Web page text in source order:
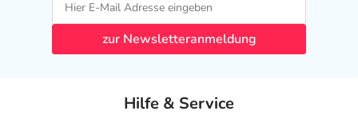
zur Newsletteranmeldung
Hilfe & Service